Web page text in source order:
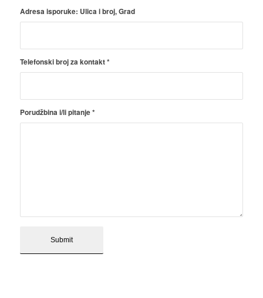
Adresa isporuke: Ulica i broj, Grad
Telefonski broj za kontakt*
Porudžbina i/li pitanje*